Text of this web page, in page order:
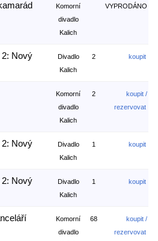
Komorní
divadlo
Kalich
VYPRODÁNO
2: Nový
Divadlo
Kalich
2 koupit
Komorní
divadlo
Kalich
2
koupit /
rezervovat
2: Nový
Divadlo
Kalich
1 koupit
2: Nový
Divadlo
Kalich
1 koupit
Komorní
divadlo
68
koupit /
rezervovat